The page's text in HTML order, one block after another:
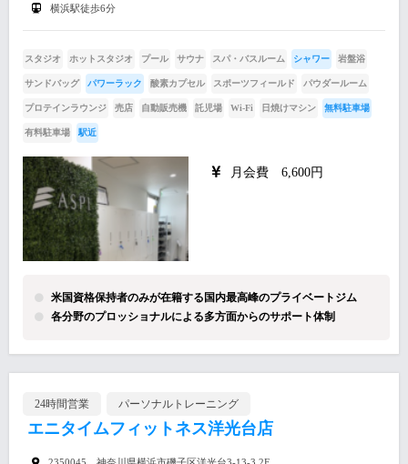
横浜駅徒歩6分
スタジオ ホットスタジオ プール サウナ スパ・バスルーム シャワー 岩盤浴
サンドバッグ パワーラック 酸素カプセル スポーツフィールド パウダールーム
プロテインラウンジ 売店 自動販売機 託児場 Wi-Fi 日焼けマシン 無料駐車場
有料駐車場 駅近
月会費 6,600円
米国資格保持者のみが在籍する国内最高峰のプライベートジム
各分野のプロッショナルによる多方面からのサポート体制
24時間営業 パーソナルトレーニング
エニタイムフィットネス洋光台店